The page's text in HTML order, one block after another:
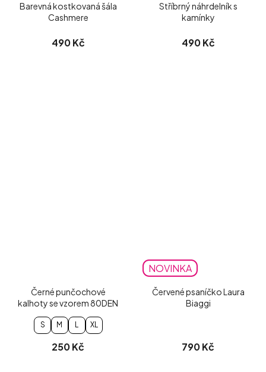
Barevná kostkovaná šála
Cashmere
490 Kč
Stříbrný náhrdelník s
kamínky
490 Kč
Černé punčochové
kalhoty se vzorem 80DEN
S M L XL
250 Kč
NOVINKA
Červené psaníčko Laura
Biaggi
790 Kč